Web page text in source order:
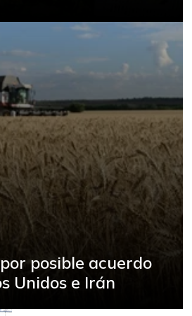
-
$ 1.667,00
-16,65%
$ 19.800,00
-
$ 15.500,00
$ 14.500,00
posible acuerdo
Unidos e Irán